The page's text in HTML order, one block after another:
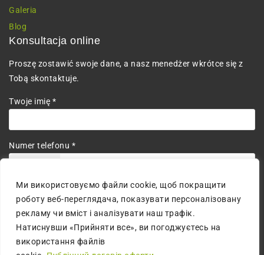
Ми використовуємо файли cookie, щоб покращити
роботу веб-переглядача, показувати персоналізовану
рекламу чи вміст і аналізувати наш трафік.
Натиснувши «Прийняти все», ви погоджуєтесь на
використання файлів
Galeria
Blog
Konsultacja online
Proszę zostawić swoje dane, a nasz menedżer wkrótce się z
Tobą skontaktuje.
Twoje imię *
Numer telefonu *
Wyrażam zgodę na przetwarzanie danych osobowych.